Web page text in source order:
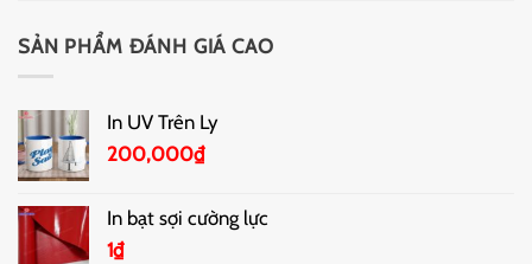
SẢN PHẨM ĐÁNH GIÁ CAO
In UV Trên Ly
200,000₫
In bạt sợi cường lực
1₫